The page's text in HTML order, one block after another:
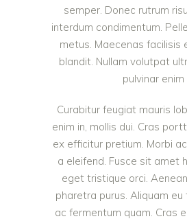
semper. Donec rutrum
interdum condimentum.
metus. Maecenas facilisis
blandit. Nullam volutpat
pulvinar enim
Curabitur feugiat mauris
enim in, mollis dui. Cras
ex efficitur pretium. Morbi
a eleifend. Fusce sit amet
eget tristique orci.
pharetra purus. Aliquam eu
ac fermentum quam. Cras